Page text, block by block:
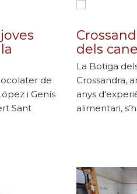
de
i Genís
Sant
dels
La Botiga
Crossandra,
anys
alimentari,